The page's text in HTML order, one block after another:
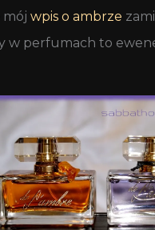
mój wpis o ambrze
w perfumach to